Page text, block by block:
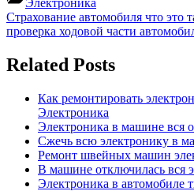
Электроника
Навигация
по
записям
Previous
Post:
Страхование автомобиля что это
Next
проверка ходовой части
Related Posts
Как ремонтировать
Электроника
Электроника в машине вся
Сжечь всю электронику в
Ремонт швейных машин
В машине отключилась вся
Электроника в автомобиле